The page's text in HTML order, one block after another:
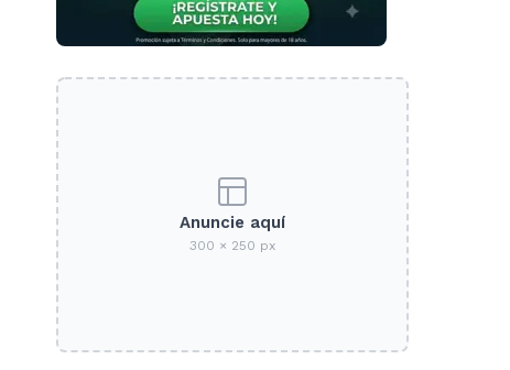
Anuncie aquí
300 × 250 px